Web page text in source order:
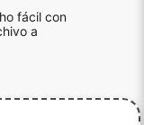
fácil con
a